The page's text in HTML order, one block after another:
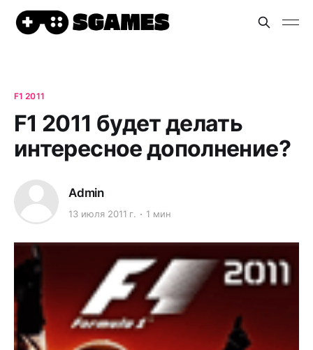
F1 2011
F1 2011 будет делать
интересное дополнение?
Admin
13 июля 2011 г. 1 мин